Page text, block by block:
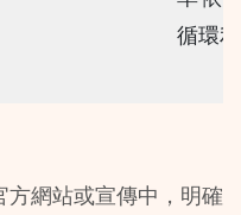
循環
網站或宣傳中，明確